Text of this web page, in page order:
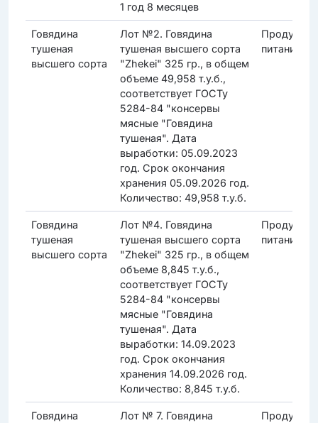
1 год 8 месяцев
Говядина
тушеная
высшего сорта
Лот №2. Говядина
тушеная высшего сорта
"Zhekei" 325 гр., в общем
объеме 49,958 т.у.б.,
соответствует ГОСТу
5284-84 "консервы
мясные "Говядина
тушеная". Дата
выработки: 05.09.2023
год. Срок окончания
хранения 05.09.2026 год.
Количество: 49,958 т.у.б.
Продукты
питания
Говядина
тушеная
высшего сорта
Лот №4. Говядина
тушеная высшего сорта
"Zhekei" 325 гр., в общем
объеме 8,845 т.у.б.,
соответствует ГОСТу
5284-84 "консервы
мясные "Говядина
тушеная". Дата
выработки: 14.09.2023
год. Срок окончания
хранения 14.09.2026 год.
Количество: 8,845 т.у.б.
Продукты
питания
Говядина Лот № 7. Говядина Продукты